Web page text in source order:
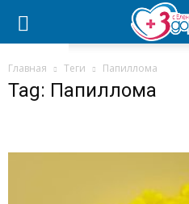
Главная Теги Папиллома
Tag: Папиллома